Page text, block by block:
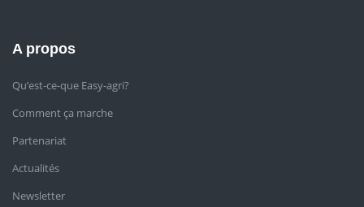
A propos
Qu’est-ce-que Easy-agri?
Comment ça marche
Partenariat
Actualités
Newsletter